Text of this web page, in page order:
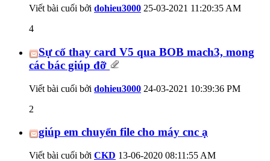
Viết bài cuối bởi dohieu3000 25-03-2021 11:20:35 AM
4
Sự cố thay card V5 qua BOB mach3, mong
các bác giúp đỡ
Viết bài cuối bởi dohieu3000 24-03-2021 10:39:36 PM
2
giúp em chuyển file cho máy cnc ạ
Viết bài cuối bởi CKD 13-06-2020 08:11:55 AM